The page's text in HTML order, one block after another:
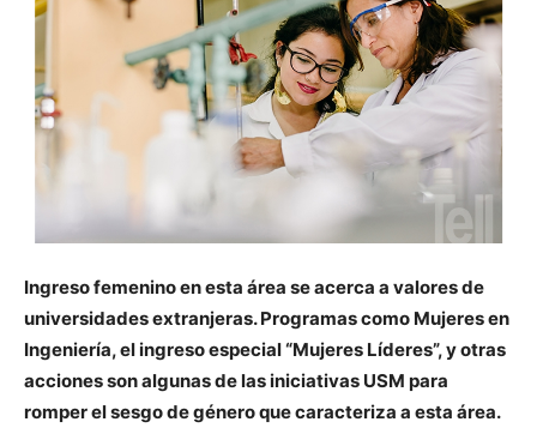
Ingreso femenino en esta área se acerca a valores de
universidades extranjeras. Programas como Mujeres en
Ingeniería, el ingreso especial “Mujeres Líderes”, y otras
acciones son algunas de las iniciativas USM para
romper el sesgo de género que caracteriza a esta área.